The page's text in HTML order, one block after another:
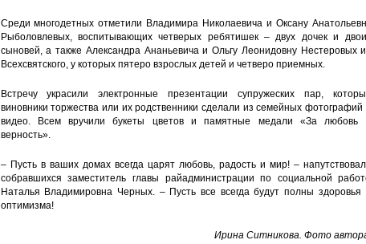
Среди многодетных отметили Владимира Николаевича и Оксану
Рыболовлевых, воспитывающих четверых ребятишек – двух дочек и
сыновей, а также Александра Ананьевича и Ольгу Леонидовну Нестеровых
Всехсвятского, у которых пятеро взрослых детей и четверо приемных.
Встречу украсили электронные презентации супружеских пар,
виновники торжества или их родственники сделали из семейных фотографий
видео. Всем вручили букеты цветов и памятные медали «За любовь
верность».
– Пусть в ваших домах всегда царят любовь, радость и мир! –
собравшихся заместитель главы райадминистрации по социальной
Наталья Владимировна Черных. – Пусть все всегда будут полны здоровья
оптимизма!
Ирина Ситникова. Фото